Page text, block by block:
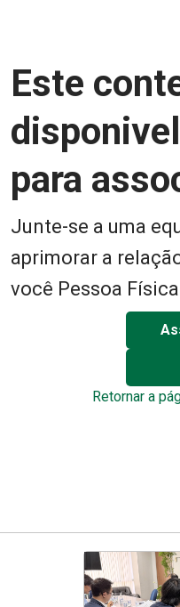
Este
para
Junte-se a uma
aprimorar a
você Pessoa
Retornar a